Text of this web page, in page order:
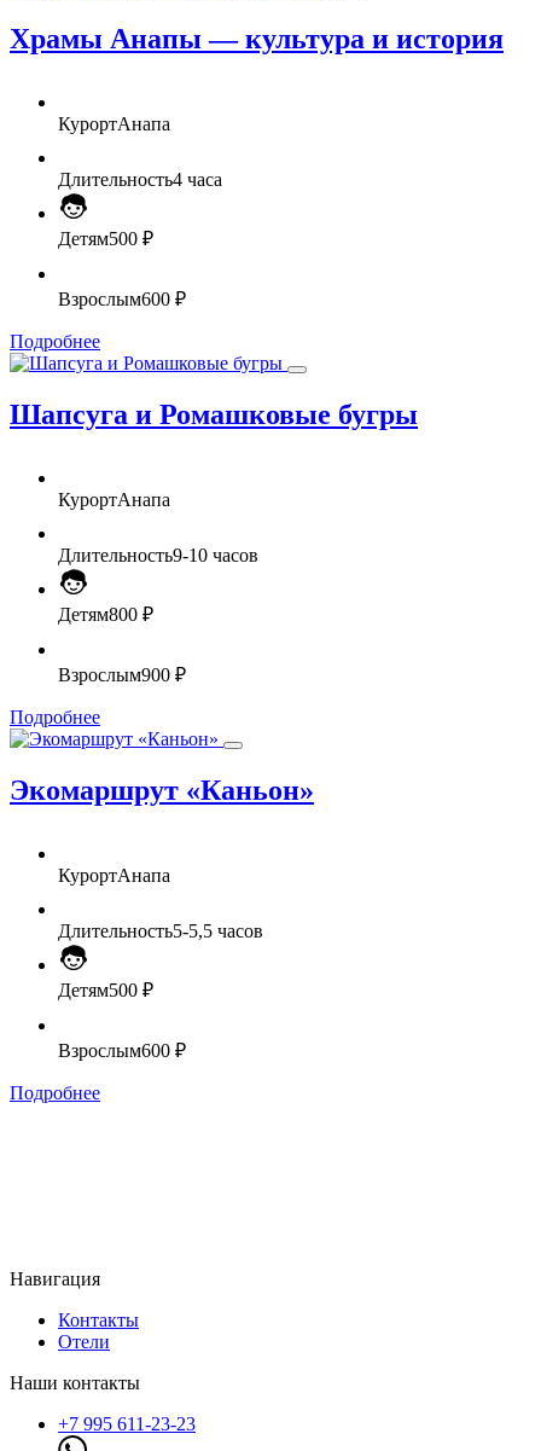
Храмы Анапы — культура и история
КурортАнапа
Длительность4 часа
Детям500 ₽
Взрослым600 ₽
Подробнее
Шапсуга и Ромашковые бугры
КурортАнапа
Длительность9-10 часов
Детям800 ₽
Взрослым900 ₽
Подробнее
Экомаршрут «Каньон»
КурортАнапа
Длительность5-5,5 часов
Детям500 ₽
Взрослым600 ₽
Подробнее
Навигация
Контакты
Отели
Наши контакты
+7 995 611-23-23